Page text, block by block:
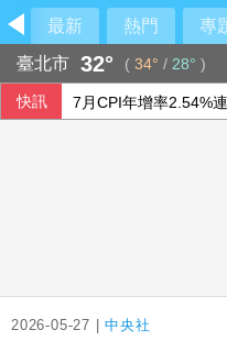
最新 熱門 專
臺北市 32° ( 34° / 28° )
快訊 7月CPI年增率2.54%
2026-05-27 |中央社